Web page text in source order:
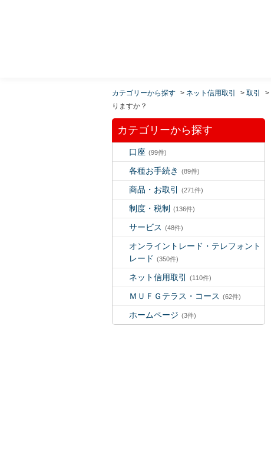
カテゴリーから探す > ネット信用取引 > 取引 >
りますか？
カテゴリーから探す
口座 (99件)
各種お手続き (89件)
商品・お取引 (271件)
制度・税制 (136件)
サービス (48件)
オンライントレード・テレフォント
レード (350件)
ネット信用取引 (110件)
ＭＵＦＧテラス・コース (62件)
ホームページ (3件)